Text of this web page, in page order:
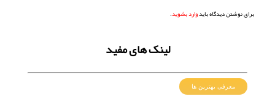
برای نوشتن دیدگاه بایدوارد بشوید.
لینک های مفید
معرفی بهترین ها